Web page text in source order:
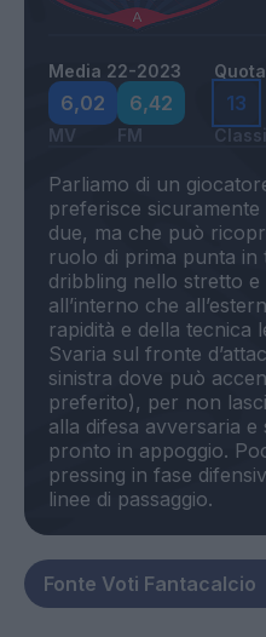
Media 22-2023
6,02
MV
6,42
FM
13
Parliamo di un
preferisce
due, ma che può
ruolo di prima punta in
dribbling nello stretto
all’interno che
rapidità e della tecnica
Svaria sul fronte
sinistra dove può
preferito), per non
alla difesa avversaria
pronto in appoggio.
pressing in fase